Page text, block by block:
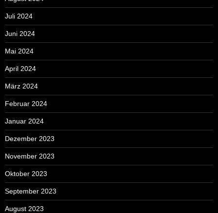
Juli 2024
Juni 2024
Mai 2024
April 2024
März 2024
Februar 2024
Januar 2024
Dezember 2023
November 2023
Oktober 2023
September 2023
August 2023